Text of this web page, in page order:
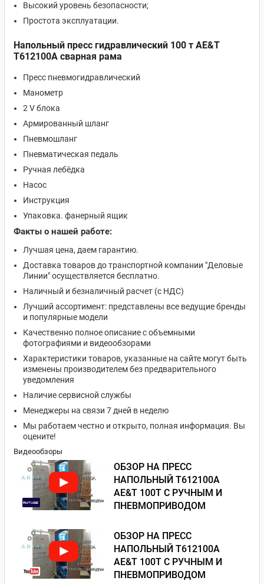
Высокий уровень безопасности;
Простота эксплуатации.
Напольный пресс гидравлический 100 т AE&T
T612100A сварная рама
Пресс пневмогидравлический
Манометр
2 V блока
Армированный шланг
Пневмошланг
Пневматическая педаль
Ручная лебёдка
Насос
Инструкция
Упаковка. фанерный ящик
Факты о нашей работе:
Лучшая цена, даем гарантию.
Доставка товаров до транспортной компании "Деловые
Линии" осуществляется бесплатно.
Наличный и безналичный расчет (с НДС)
Лучший ассортимент: представлены все ведущие бренды
и популярные модели
Качественно полное описание с объемными
фотографиями и видеообзорами
Характеристики товаров, указанные на сайте могут быть
изменены производителем без предварительного
уведомления
Наличие сервисной службы
Менеджеры на связи 7 дней в неделю
Мы работаем честно и открыто, полная информация. Вы
оцените!
Видеообзоры
ОБЗОР НА ПРЕСС
НАПОЛЬНЫЙ T612100A
AE&T 100Т С РУЧНЫМ И
ПНЕВМОПРИВОДОМ
ОБЗОР НА ПРЕСС
НАПОЛЬНЫЙ T612100A
AE&T 100Т С РУЧНЫМ И
ПНЕВМОПРИВОДОМ